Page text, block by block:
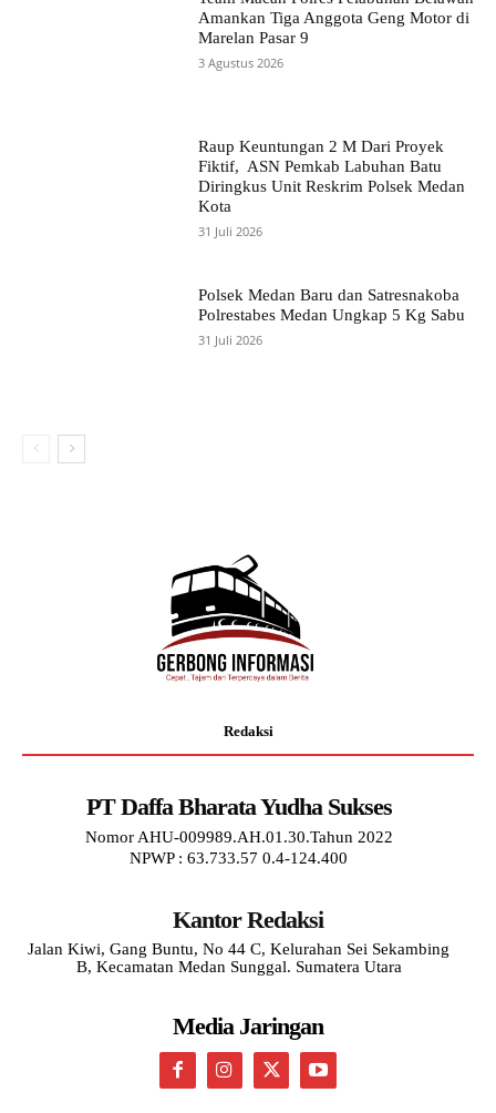
Amankan Tiga Anggota Geng Motor di
Marelan Pasar 9
3 Agustus 2026
Raup Keuntungan 2 M Dari Proyek
Fiktif, ASN Pemkab Labuhan Batu
Diringkus Unit Reskrim Polsek Medan
Kota
31 Juli 2026
Polsek Medan Baru dan Satresnakoba
Polrestabes Medan Ungkap 5 Kg Sabu
31 Juli 2026
Redaksi
PT Daffa Bharata Yudha Sukses
Nomor AHU-009989.AH.01.30.Tahun 2022
NPWP : 63.733.57 0.4-124.400
Kantor Redaksi
Jalan Kiwi, Gang Buntu, No 44 C, Kelurahan Sei Sekambing
B, Kecamatan Medan Sunggal. Sumatera Utara
Media Jaringan